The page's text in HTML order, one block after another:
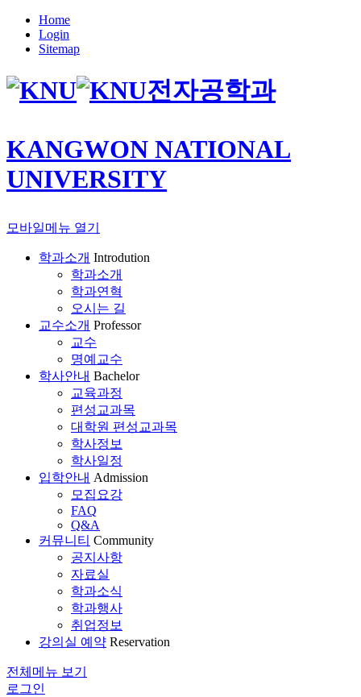
Home
Login
Sitemap
전자공학과
KANGWON NATIONAL
UNIVERSITY
모바일메뉴 열기
학과소개 Introdution
학과소개
학과연혁
오시는 길
교수소개 Professor
교수
명예교수
학사안내 Bachelor
교육과정
편성교과목
대학원 편성교과목
학사정보
학사일정
입학안내 Admission
모집요강
FAQ
Q&A
커뮤니티 Community
공지사항
자료실
학과소식
학과행사
취업정보
강의실 예약 Reservation
전체메뉴 보기
로그인